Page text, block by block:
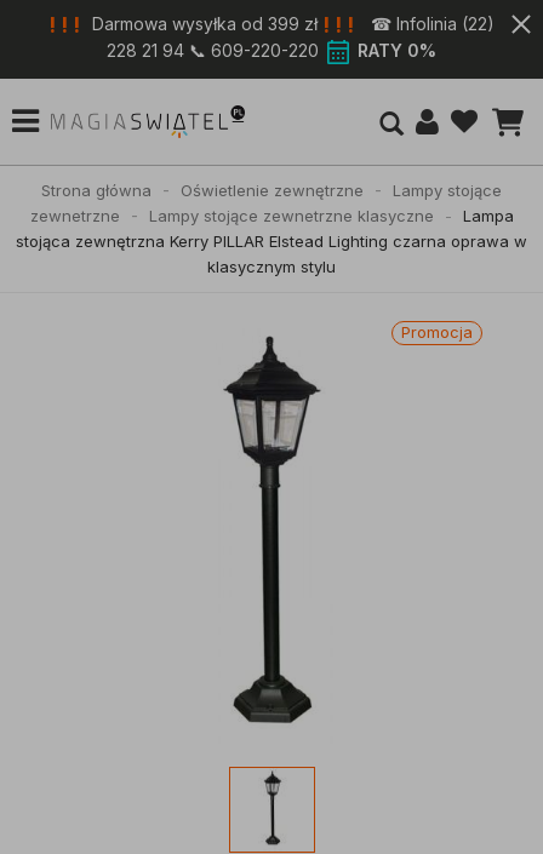
! ! ! Darmowa wysyłka od 399 zł ! ! !
☎ Infolinia (22)
228 21 94 📞 609-220-220
RATY 0%
Strona główna Oświetlenie zewnętrzne
Lampy stojące
zewnetrzne
Lampy stojące zewnetrzne klasyczne
Lampa
stojąca zewnętrzna Kerry PILLAR Elstead Lighting czarna oprawa w
klasycznym stylu
Promocja